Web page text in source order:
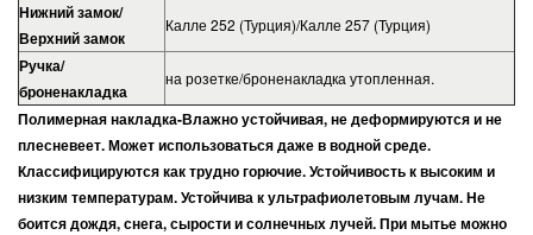
Нижний замок/
Верхний замок
Калле 252 (Турция)/Калле 257 (Турция)
Ручка/
броненакладка
на розетке/броненакладка утопленная.
Полимерная накладка-Влажно устойчивая, не деформируются и не
плесневеет. Может использоваться даже в водной среде.
Классифицируются как трудно горючие. Устойчивость к высоким и
низким температурам. Устойчива к ультрафиолетовым лучам. Не
боится дождя, снега, сырости и солнечных лучей. При мытье можно